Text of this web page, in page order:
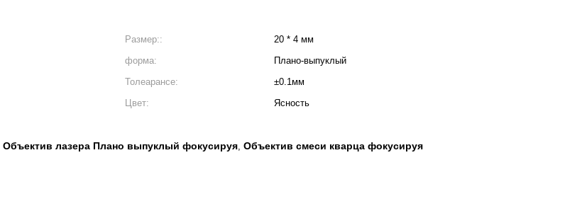
Размер::
20 * 4 мм
форма:
Плано-выпуклый
Толеарансе:
±0.1мм
Цвет:
Ясность
Объектив лазера Плано выпуклый фокусируя, Объектив смеси кварца фокусируя